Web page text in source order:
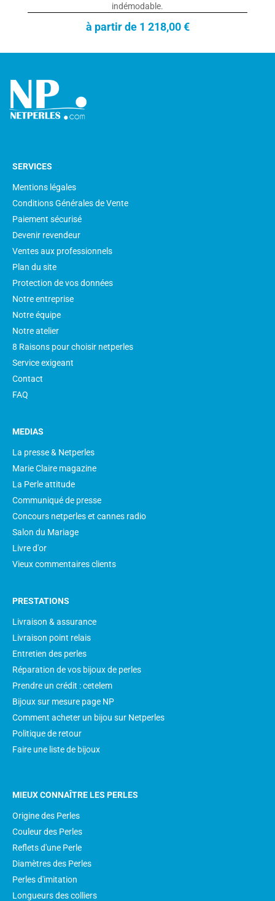
indémodable.
à partir de 1 218,00 €
SERVICES
Mentions légales
Conditions Générales de Vente
Paiement sécurisé
Devenir revendeur
Ventes aux professionnels
Plan du site
Protection de vos données
Notre entreprise
Notre équipe
Notre atelier
8 Raisons pour choisir netperles
Service exigeant
Contact
FAQ
MEDIAS
La presse & Netperles
Marie Claire magazine
La Perle attitude
Communiqué de presse
Concours netperles et cannes radio
Salon du Mariage
Livre d'or
Vieux commentaires clients
PRESTATIONS
Livraison & assurance
Livraison point relais
Entretien des perles
Réparation de vos bijoux de perles
Prendre un crédit : cetelem
Bijoux sur mesure page NP
Comment acheter un bijou sur Netperles
Politique de retour
Faire une liste de bijoux
MIEUX CONNAÎTRE LES PERLES
Origine des Perles
Couleur des Perles
Reflets d'une Perle
Diamètres des Perles
Perles d'imitation
Longueurs des colliers